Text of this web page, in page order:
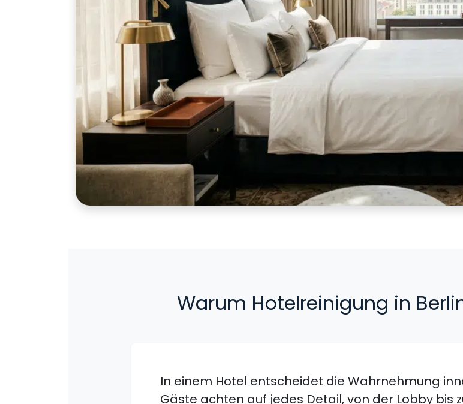
Warum Hotelreinigung in
In einem Hotel entscheidet die Wahrnehmung
Gäste achten auf jedes Detail, von der Lobby bis